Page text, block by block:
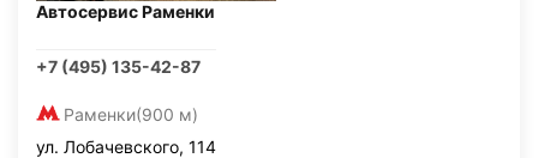
Автосервис Раменки
+7 (495) 135-42-87
Раменки(900 м)
ул. Лобачевского, 114